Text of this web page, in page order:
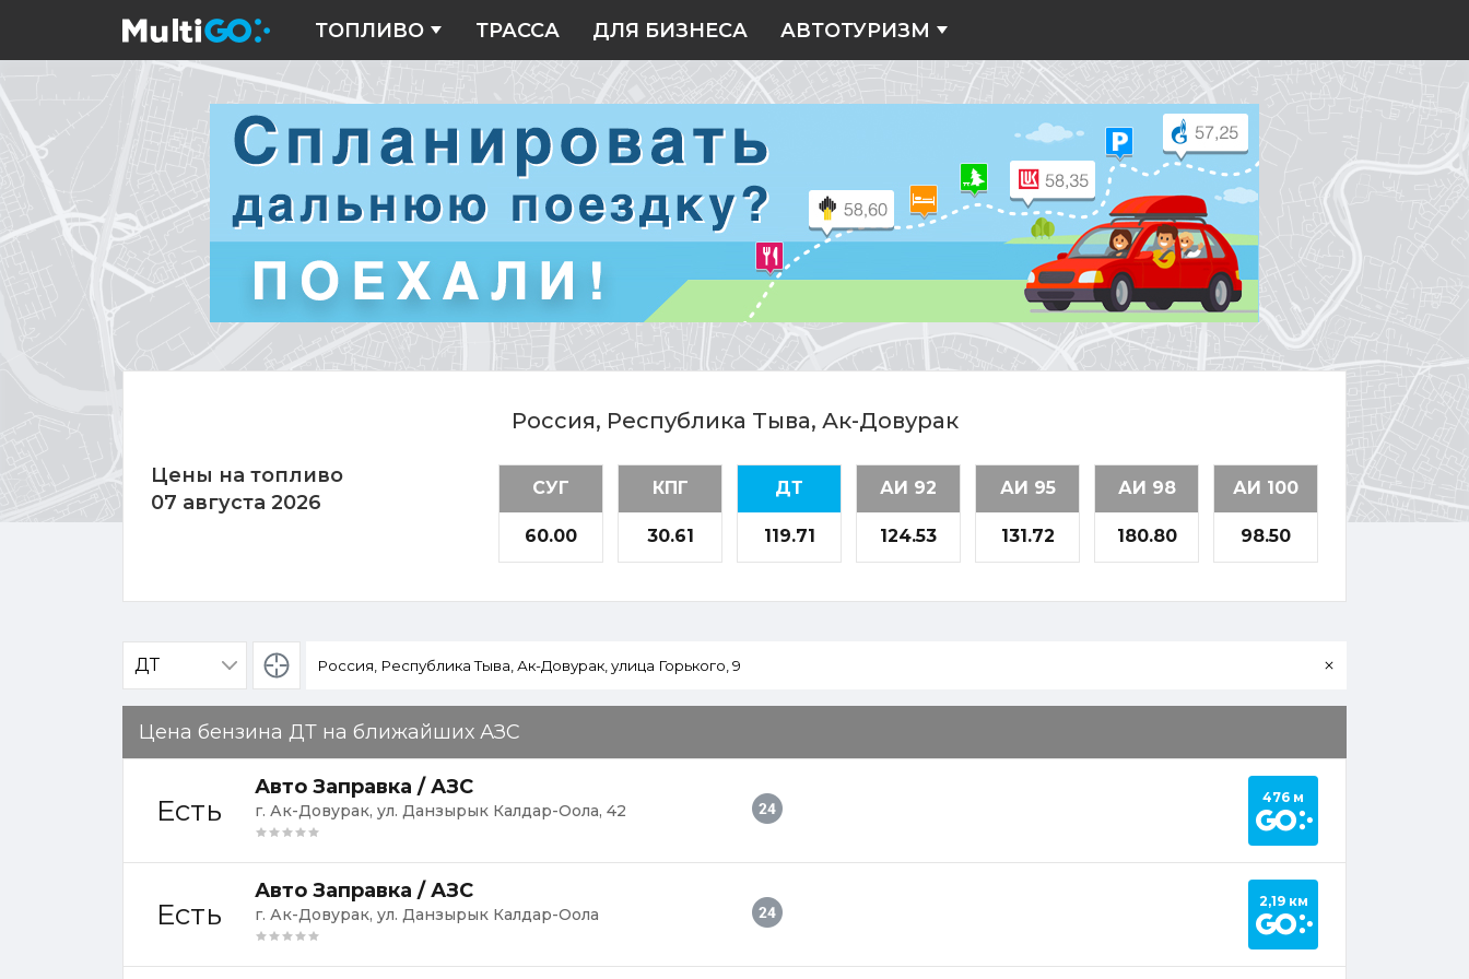
ТОПЛИВО ТРАССА ДЛЯ БИЗНЕСА АВТОТУРИЗМ
на
топливо
Россия, Республика Тыва, Ак-Довурак
Цены на топливо
07 августа 2026
СУГ
60.00
КПГ
30.61
ДТ
119.71
АИ 92
124.53
АИ 95
131.72
АИ 98
180.80
АИ 100
98.50
Определение
местоположения
очистить
Цена бензина ДТ на ближайших АЗС
Есть
Авто Заправка / АЗС
г. Ак-Довурак, ул. Данзырык Калдар-Оола, 42
Построить
476 м
Есть
Авто Заправка / АЗС
г. Ак-Довурак, ул. Данзырык Калдар-Оола
Построить
2,19 км